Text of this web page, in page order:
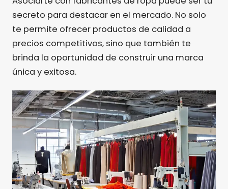
secreto para destacar en el mercado. No solo
te permite ofrecer productos de calidad a
precios competitivos, sino que también te
brinda la oportunidad de construir una marca
única y exitosa.